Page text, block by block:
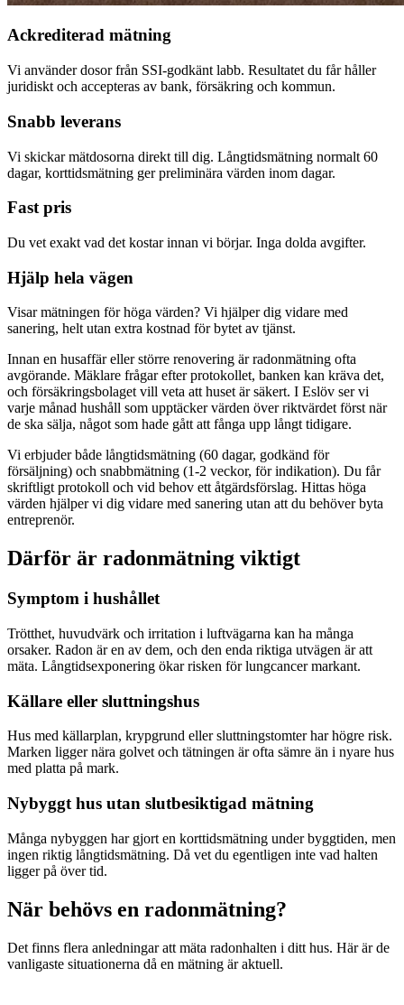
Ackrediterad mätning
Vi använder dosor från SSI-godkänt labb. Resultatet du får håller
juridiskt och accepteras av bank, försäkring och kommun.
Snabb leverans
Vi skickar mätdosorna direkt till dig. Långtidsmätning normalt 60
dagar, korttidsmätning ger preliminära värden inom dagar.
Fast pris
Du vet exakt vad det kostar innan vi börjar. Inga dolda avgifter.
Hjälp hela vägen
Visar mätningen för höga värden? Vi hjälper dig vidare med
sanering, helt utan extra kostnad för bytet av tjänst.
Innan en husaffär eller större renovering är radonmätning ofta
avgörande. Mäklare frågar efter protokollet, banken kan kräva det,
och försäkringsbolaget vill veta att huset är säkert. I Eslöv ser vi
varje månad hushåll som upptäcker värden över riktvärdet först när
de ska sälja, något som hade gått att fånga upp långt tidigare.
Vi erbjuder både långtidsmätning (60 dagar, godkänd för
försäljning) och snabbmätning (1-2 veckor, för indikation). Du får
skriftligt protokoll och vid behov ett åtgärdsförslag. Hittas höga
värden hjälper vi dig vidare med sanering utan att du behöver byta
entreprenör.
Därför är radonmätning viktigt
Symptom i hushållet
Trötthet, huvudvärk och irritation i luftvägarna kan ha många
orsaker. Radon är en av dem, och den enda riktiga utvägen är att
mäta. Långtidsexponering ökar risken för lungcancer markant.
Källare eller sluttningshus
Hus med källarplan, krypgrund eller sluttningstomter har högre risk.
Marken ligger nära golvet och tätningen är ofta sämre än i nyare hus
med platta på mark.
Nybyggt hus utan slutbesiktigad mätning
Många nybyggen har gjort en korttidsmätning under byggtiden, men
ingen riktig långtidsmätning. Då vet du egentligen inte vad halten
ligger på över tid.
När behövs en radonmätning?
Det finns flera anledningar att mäta radonhalten i ditt hus. Här är de
vanligaste situationerna då en mätning är aktuell.